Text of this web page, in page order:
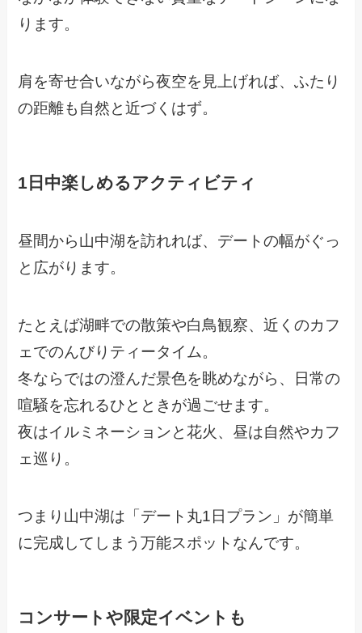
ります。
肩を寄せ合いながら夜空を見上げれば、ふたり
の距離も自然と近づくはず。
1日中楽しめるアクティビティ
昼間から山中湖を訪れれば、デートの幅がぐっ
と広がります。
たとえば湖畔での散策や白鳥観察、近くのカフ
ェでのんびりティータイム。
冬ならではの澄んだ景色を眺めながら、日常の
喧騒を忘れるひとときが過ごせます。
夜はイルミネーションと花火、昼は自然やカフ
ェ巡り。
つまり山中湖は「デート丸1日プラン」が簡単
に完成してしまう万能スポットなんです。
コンサートや限定イベントも